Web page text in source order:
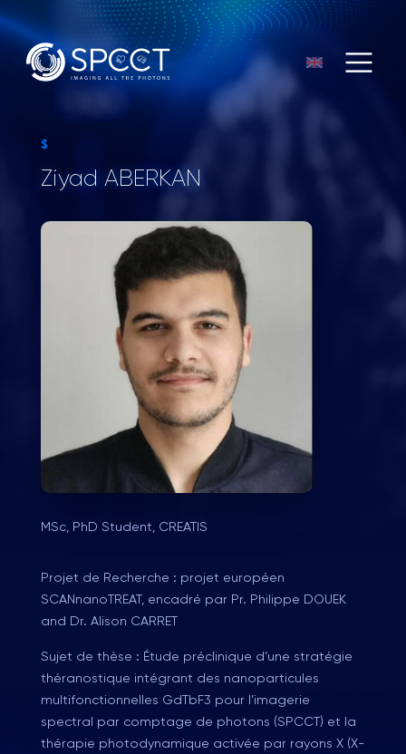
$
Ziyad ABERKAN
MSc, PhD Student, CREATIS
Projet de Recherche : projet européen
SCANnanoTREAT, encadré par Pr. Philippe DOUEK
and Dr. Alison CARRET
Sujet de thèse : Étude préclinique d’une stratégie
théranostique intégrant des nanoparticules
multifonctionnelles GdTbF3 pour l’imagerie
spectral par comptage de photons (SPCCT) et la
thérapie photodynamique activée par rayons X (X-